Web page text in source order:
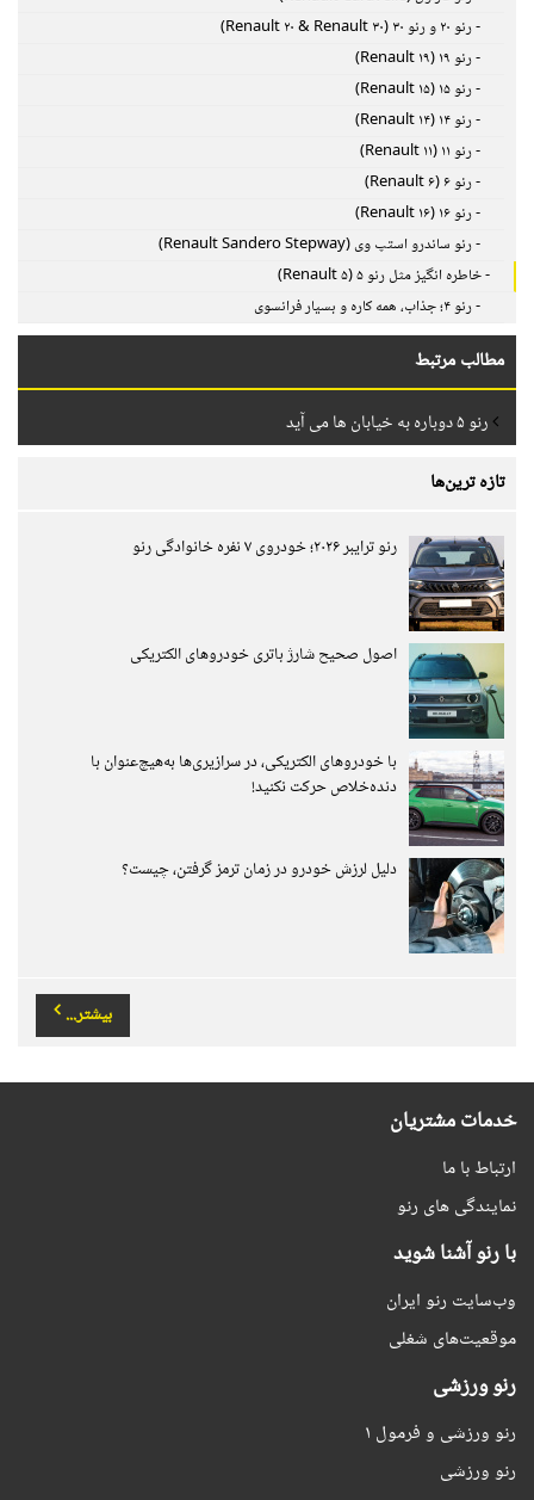
- رنو ۲۰ و رنو ۳۰ (Renault ۲۰ & Renault ۳۰)
- رنو ۱۹ (Renault ۱۹)
- رنو ۱۵ (Renault ۱۵)
- رنو ۱۴ (Renault ۱۴)
- رنو ۱۱ (Renault ۱۱)
- رنو ۶ (Renault ۶)
- رنو ۱۶ (Renault ۱۶)
- رنو ساندرو استپ وی (Renault Sandero Stepway)
- خاطره انگیز مثل رنو ۵ (Renault ۵)
- رنو ۴؛ جذاب، همه کاره و بسیار فرانسوی
مطالب مرتبط
رنو ۵ دوباره به خیابان ها می آید
تازه ترین‌ها
رنو ترایبر ۲۰۲۶؛ خودروی ۷ نفره خانوادگی رنو
اصول صحیح شارژ باتری خودروهای الکتریکی
با خودروهای الکتریکی، در سرازیری‌ها به‌هیچ‌عنوان با
دنده‌خلاص حرکت نکنید!
دلیل لرزش خودرو در زمان ترمز گرفتن، چیست؟
بیشتر...
خدمات مشتریان
ارتباط با ما
نمایندگی های رنو
با رنو آشنا شوید
وب‌سایت رنو ایران
موقعیت‌های شغلی
رنو ورزشی
رنو ورزشی و فرمول ۱
رنو ورزشی